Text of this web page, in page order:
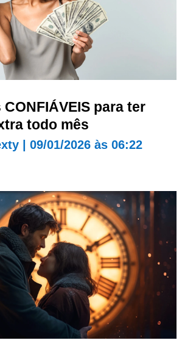
para ter
todo mês
| 09/01/2026 às 06:22